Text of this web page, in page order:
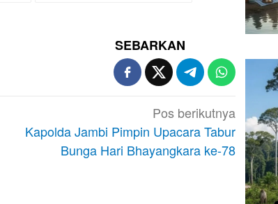
SEBARKAN
Pos berikutnya
Kapolda Jambi Pimpin Upacara Tabur
Bunga Hari Bhayangkara ke-78